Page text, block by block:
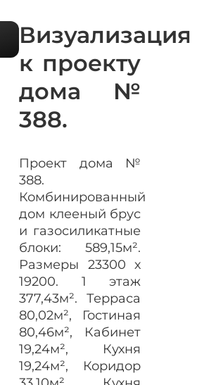
Визуализация
к проекту
дома №
388.
Проект дома №
388.
Комбинированный
дом клееный брус
и газосиликатные
блоки: 589,15м².
Размеры 23300 х
19200. 1 этаж
377,43м². Терраса
80,02м², Гостиная
80,46м², Кабинет
19,24м², Кухня
19,24м², Коридор